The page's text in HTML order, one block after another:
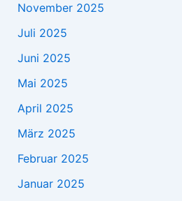
November 2025
Juli 2025
Juni 2025
Mai 2025
April 2025
März 2025
Februar 2025
Januar 2025